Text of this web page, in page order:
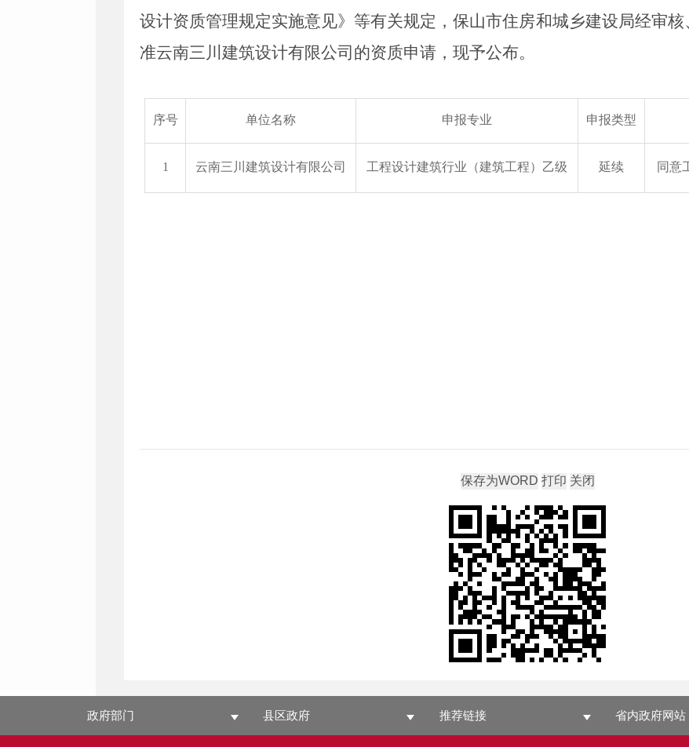
设计资质管理规定实施意见》等有关规定，保山市住房和城乡建设局经审核
准云南三川建筑设计有限公司的资质申请，现予公布。
序号 单位名称 申报专业 申报类型
1 云南三川建筑设计有限公司 工程设计建筑行业（建筑工程）乙级 延续 同意
政府部门 县区政府 推荐链接 省内政府网站